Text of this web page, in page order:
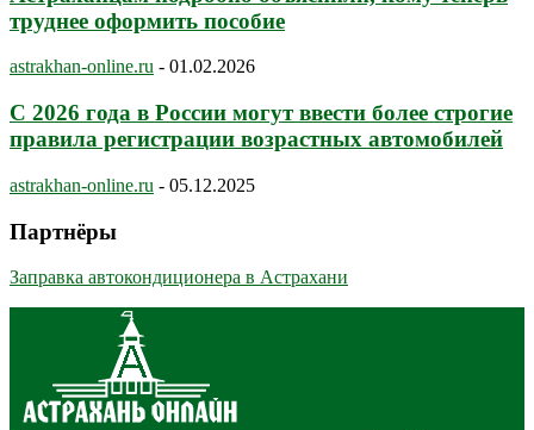
труднее оформить пособие
astrakhan-online.ru - 01.02.2026
С 2026 года в России могут ввести более строгие
правила регистрации возрастных автомобилей
astrakhan-online.ru - 05.12.2025
Партнёры
Заправка автокондиционера в Астрахани